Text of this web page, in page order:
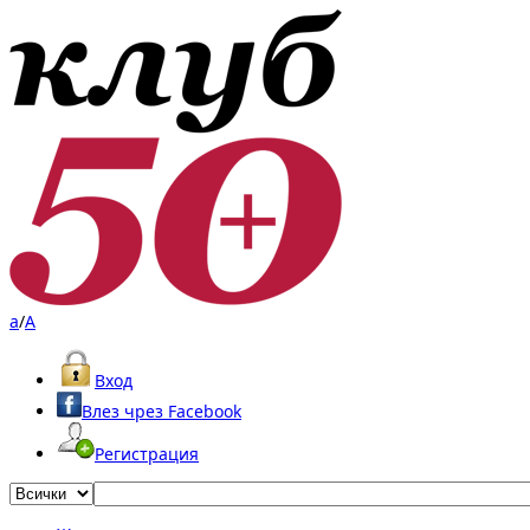
a/A
Вход
Влез чрез Facebook
Регистрация